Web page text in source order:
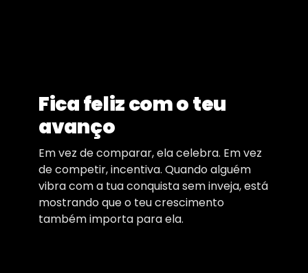
Fica feliz com o teu
avanço
Em vez de comparar, ela celebra. Em vez
de competir, incentiva. Quando alguém
vibra com a tua conquista sem inveja, está
mostrando que o teu crescimento
também importa para ela.